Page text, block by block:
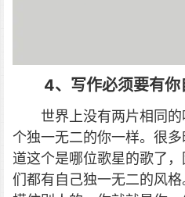
4、写作必须要有你
世界上没有两片相同
个独一无二的你一样。很
道这个是哪位歌星的歌了
们都有自己独一无二的风